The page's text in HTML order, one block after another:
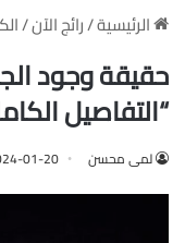
الرئيسية/رائج الآن/
حقيقة وجود
“التفاصيل
لمى محسن 01-20